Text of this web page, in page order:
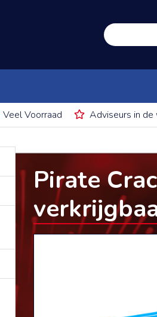
Veel Voorraad Adviseurs in
Pirate